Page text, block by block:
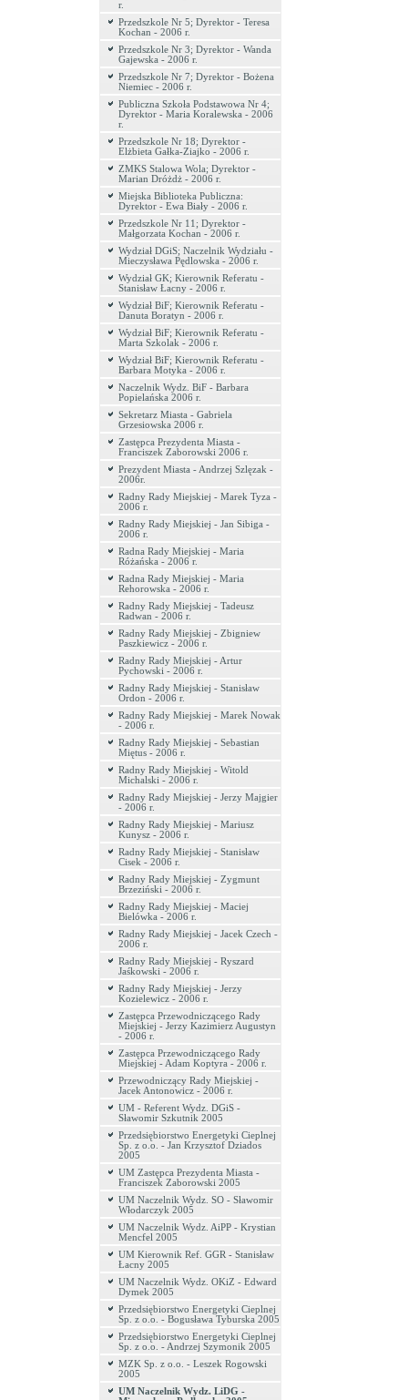
r.
Przedszkole Nr 5; Dyrektor - Teresa
Kochan - 2006 r.
Przedszkole Nr 3; Dyrektor - Wanda
Gajewska - 2006 r.
Przedszkole Nr 7; Dyrektor - Bożena
Niemiec - 2006 r.
Publiczna Szkoła Podstawowa Nr 4;
Dyrektor - Maria Koralewska - 2006
r.
Przedszkole Nr 18; Dyrektor -
Elżbieta Gałka-Ziajko - 2006 r.
ZMKS Stalowa Wola; Dyrektor -
Marian Dróżdż - 2006 r.
Miejska Biblioteka Publiczna:
Dyrektor - Ewa Biały - 2006 r.
Przedszkole Nr 11; Dyrektor -
Małgorzata Kochan - 2006 r.
Wydział DGiS; Naczelnik Wydziału -
Mieczysława Pędlowska - 2006 r.
Wydział GK; Kierownik Referatu -
Stanisław Łacny - 2006 r.
Wydział BiF; Kierownik Referatu -
Danuta Boratyn - 2006 r.
Wydział BiF; Kierownik Referatu -
Marta Szkolak - 2006 r.
Wydział BiF; Kierownik Referatu -
Barbara Motyka - 2006 r.
Naczelnik Wydz. BiF - Barbara
Popielańska 2006 r.
Sekretarz Miasta - Gabriela
Grzesiowska 2006 r.
Zastępca Prezydenta Miasta -
Franciszek Zaborowski 2006 r.
Prezydent Miasta - Andrzej Szlęzak -
2006r.
Radny Rady Miejskiej - Marek Tyza -
2006 r.
Radny Rady Miejskiej - Jan Sibiga -
2006 r.
Radna Rady Miejskiej - Maria
Różańska - 2006 r.
Radna Rady Miejskiej - Maria
Rehorowska - 2006 r.
Radny Rady Miejskiej - Tadeusz
Radwan - 2006 r.
Radny Rady Miejskiej - Zbigniew
Paszkiewicz - 2006 r.
Radny Rady Miejskiej - Artur
Pychowski - 2006 r.
Radny Rady Miejskiej - Stanisław
Ordon - 2006 r.
Radny Rady Miejskiej - Marek Nowak
- 2006 r.
Radny Rady Miejskiej - Sebastian
Miętus - 2006 r.
Radny Rady Miejskiej - Witold
Michalski - 2006 r.
Radny Rady Miejskiej - Jerzy Majgier
- 2006 r.
Radny Rady Miejskiej - Mariusz
Kunysz - 2006 r.
Radny Rady Miejskiej - Stanisław
Cisek - 2006 r.
Radny Rady Miejskiej - Zygmunt
Brzeziński - 2006 r.
Radny Rady Miejskiej - Maciej
Bielówka - 2006 r.
Radny Rady Miejskiej - Jacek Czech -
2006 r.
Radny Rady Miejskiej - Ryszard
Jaśkowski - 2006 r.
Radny Rady Miejskiej - Jerzy
Kozielewicz - 2006 r.
Zastępca Przewodniczącego Rady
Miejskiej - Jerzy Kazimierz Augustyn
- 2006 r.
Zastępca Przewodniczącego Rady
Miejskiej - Adam Koptyra - 2006 r.
Przewodniczący Rady Miejskiej -
Jacek Antonowicz - 2006 r.
UM - Referent Wydz. DGiS -
Sławomir Szkutnik 2005
Przedsiębiorstwo Energetyki Cieplnej
Sp. z o.o. - Jan Krzysztof Dziados
2005
UM Zastępca Prezydenta Miasta -
Franciszek Zaborowski 2005
UM Naczelnik Wydz. SO - Sławomir
Włodarczyk 2005
UM Naczelnik Wydz. AiPP - Krystian
Mencfel 2005
UM Kierownik Ref. GGR - Stanisław
Łacny 2005
UM Naczelnik Wydz. OKiZ - Edward
Dymek 2005
Przedsiębiorstwo Energetyki Cieplnej
Sp. z o.o. - Bogusława Tyburska 2005
Przedsiębiorstwo Energetyki Cieplnej
Sp. z o.o. - Andrzej Szymonik 2005
MZK Sp. z o.o. - Leszek Rogowski
2005
UM Naczelnik Wydz. LiDG -